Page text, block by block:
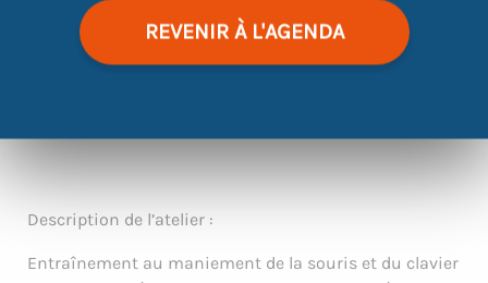
REVENIR À L'AGENDA
Description de l’atelier :
Entraînement au maniement de la souris et du clavier